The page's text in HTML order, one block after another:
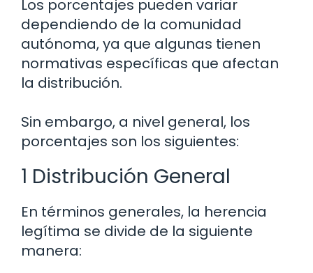
Los porcentajes pueden variar
dependiendo de la comunidad
autónoma, ya que algunas tienen
normativas específicas que afectan
la distribución.
Sin embargo, a nivel general, los
porcentajes son los siguientes:
1 Distribución General
En términos generales, la herencia
legítima se divide de la siguiente
manera: